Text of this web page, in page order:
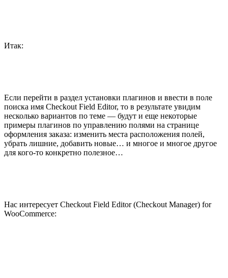
Итак:
Если перейти в раздел установки плагинов и ввести в поле
поиска имя Checkout Field Editor, то в результате увидим
несколько вариантов по теме — будут и еще некоторые
примеры плагинов по управлению полями на странице
оформления заказа: изменить места расположения полей,
убрать лишние, добавить новые… и многое и многое другое
для кого-то конкретно полезное…
Нас интересует Checkout Field Editor (Checkout Manager) for
WooCommerce: